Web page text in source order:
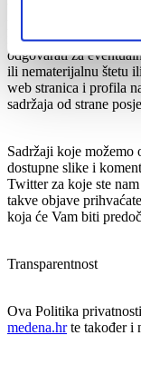
potiče, ali niti ne
na interesu i privoli
odgovarati za
ili nematerijalnu štetu
web stranica i profila
sadržaja od strane
Sadržaji koje
dostupne slike i
Twitter za koje ste
takve objave
koja će Vam biti
Transparentnost
Ova Politika
medena.hrte također i